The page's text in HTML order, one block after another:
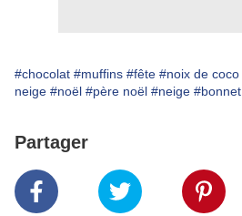
#chocolat #muffins #fête #noix de coco
neige #noël #père noël #neige #bonnet
Partager